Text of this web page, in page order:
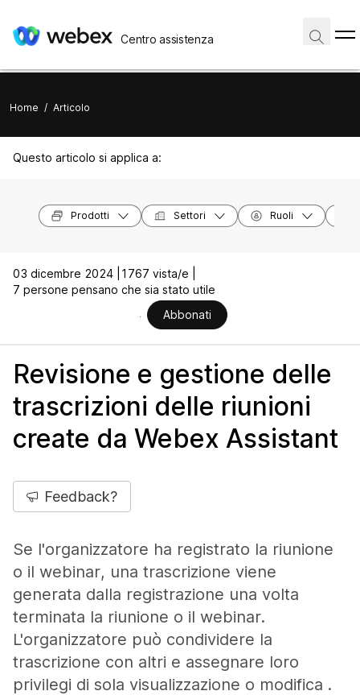
Centro assistenza
Home / Articolo
Questo articolo si applica a:
Prodotti Settori Ruoli
03 dicembre 2024 |
1767 vista/e |
7 persone pensano che sia stato utile
Abbonati
Revisione e gestione delle
trascrizioni delle riunioni
create da Webex Assistant
Feedback?
Se l'organizzatore ha registrato la riunione
o il webinar, una trascrizione viene
generata dalla registrazione una volta
terminata la riunione o il webinar.
L'organizzatore può condividere la
trascrizione con altri e assegnare loro
privilegi di sola visualizzazione o modifica .